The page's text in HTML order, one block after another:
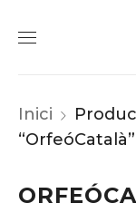
Inici
“OrfeóCatalà”